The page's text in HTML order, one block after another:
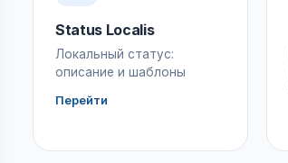
Status Localis
Локальный статус:
описание и шаблоны
Перейти